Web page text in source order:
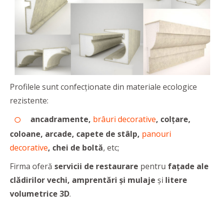
Profilele sunt confecționate din materiale ecologice
rezistente:
ancadramente, brâuri decorative, colțare,
coloane, arcade, capete de stâlp, panouri
decorative, chei de boltă, etc;
Firma oferă servicii de restaurare pentru fațade ale
clădirilor vechi, amprentări și mulaje și litere
volumetrice 3D.